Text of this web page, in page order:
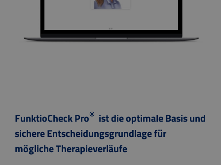
FunktioCheck Pro® ist die optimale Basis und
sichere Entscheidungsgrundlage für
mögliche Therapieverläufe